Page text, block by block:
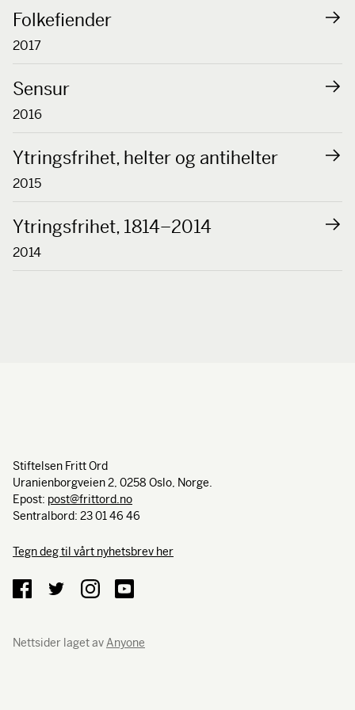
Folkefiender
2017
Sensur
2016
Ytringsfrihet, helter og antihelter
2015
Ytringsfrihet, 1814–2014
2014
Stiftelsen Fritt Ord
Uranienborgveien 2, 0258 Oslo, Norge.
Epost: post@frittord.no
Sentralbord: 23 01 46 46
Tegn deg til vårt nyhetsbrev her
Nettsider laget avAnyone